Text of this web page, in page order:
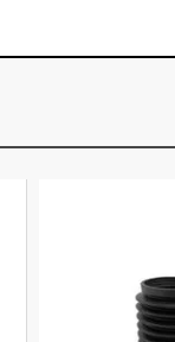
AT EA111 GASOLINA